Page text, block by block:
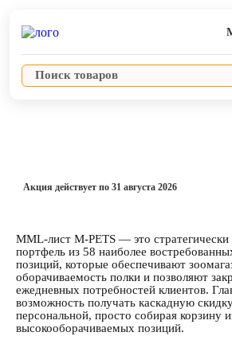
Корма и лакомства
Дезинфекция, дератизация, дезинсекция
Косметика и гигиена
Акция действует по 31 августа 2026
MML-лист M-PETS — это
портфель из 58 наиболее
позиций, которые обеспечивают
оборачиваемость полки и позволяют
ежедневных потребностей клиентов.
возможность получать каскадную
персональной, просто собирая корзину
высокооборачиваемых позиций.